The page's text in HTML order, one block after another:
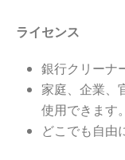
ライセンス
銀行クリーナ
家庭、企業、
使用できます。
どこでも自由